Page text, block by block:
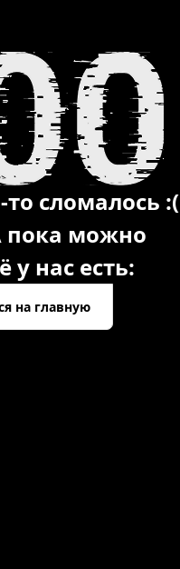
сломалось :(
пока можно
у нас есть:
на главную